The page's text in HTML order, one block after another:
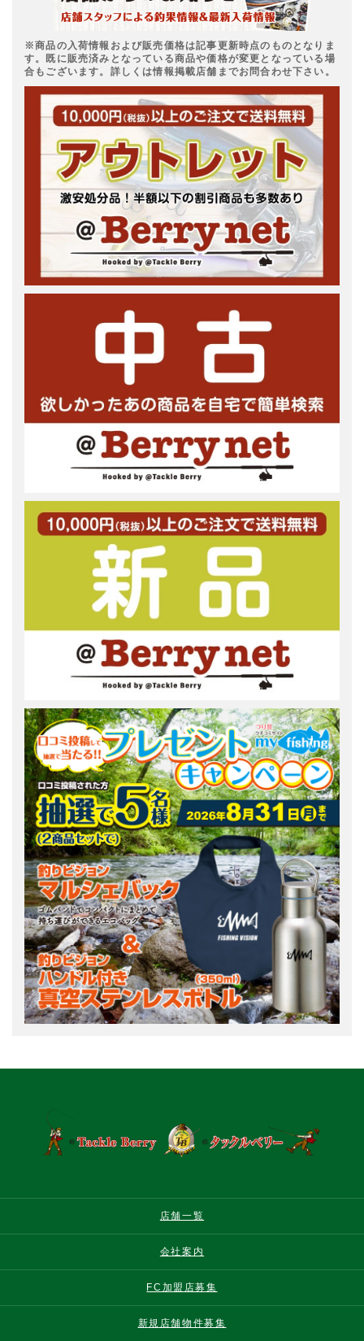
※商品の入荷情報および販売価格は記事更新時点のものとなりま
す。既に販売済みとなっている商品や価格が変更となっている場
合もございます。詳しくは情報掲載店舗までお問合わせ下さい。
店舗一覧
会社案内
FC加盟店募集
新規店舗物件募集